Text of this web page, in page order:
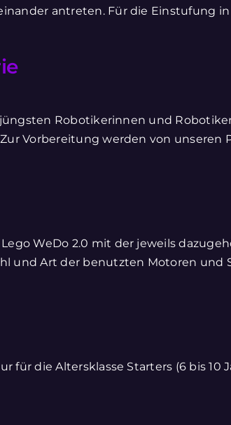
antreten. Für die Einstufung
Robotikerinnen und
Vorbereitung werden von unseren
Lego WeDo 2.0 mit der jeweils
und Art der benutzten Motoren und
für die Altersklasse Starters (6 bis 10